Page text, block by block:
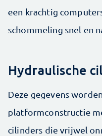
een krachtig
schommeling snel en
Hydraulische
Deze gegevens
platformconstructie
cilinders die vrijwel